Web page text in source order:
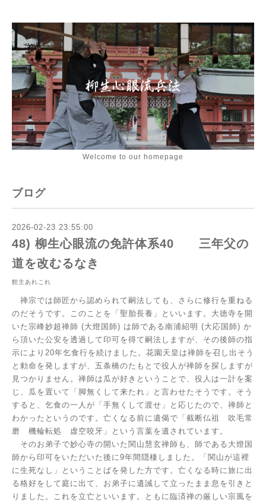
Welcome to our homepage
ブログ
2026-02-23 23:55:00
48) 柳生心眼流の免許体系40 三年父の
道を改むるなき
館主あれこれ
禅宗では師匠から認められて嗣法しても、さらに修行を重ねる
のだそうです。このことを「聖胎長養」といいます。大徳寺を開
いた宗峰妙超禅師 (大燈国師) は師である南浦紹明 (大応国師) か
ら頂いた公安を透過して印可を得て嗣法しますが、その後師の指
示により 20年乞食行を続けました。花園天皇は禅師を召し出そう
と勅命を発しますが、五条橋のたもとで役人が禅師を探しますが
見つかりません。禅師は瓜が好きということで、役人は一計を案
じ、瓜を置いて「脚無くして来たれ」と言わせたそうです。そう
すると、乞食の一人が「手無くして渡せ」と応じたので、禅師と
わかったというのです。亡くなる前に遺偈で「截断仏祖 吹毛常
磨 機輪転処 虚空咬牙」という言葉を遺されています。
そのお弟子で妙心寺の開いた関山慧玄禅師も、師である大燈国
師から印可をいただいた後に9年間隠棲しました。「関山が這裡
に生死なし」ということばを発した方です。亡くなる時に旅に出
る格好をして庭に出て、お弟子に遺誡して立ったまま息を引きと
りました。これを立亡といいます。ともに臨済禅の厳しい宗風を